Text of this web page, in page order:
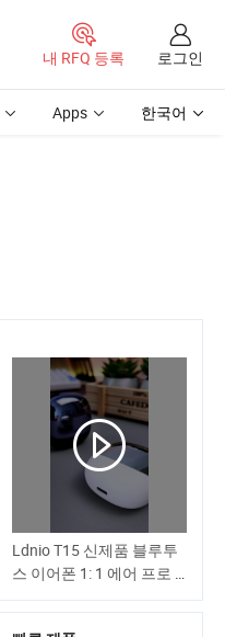
내 RFQ 등록 로그인
Apps 한국어
Ldnio T15 신제품 블루투
스 이어폰 1: 1 에어 프로 3
2 맥스 중국 공장 가격
ANC 이어폰 무선 헤드폰